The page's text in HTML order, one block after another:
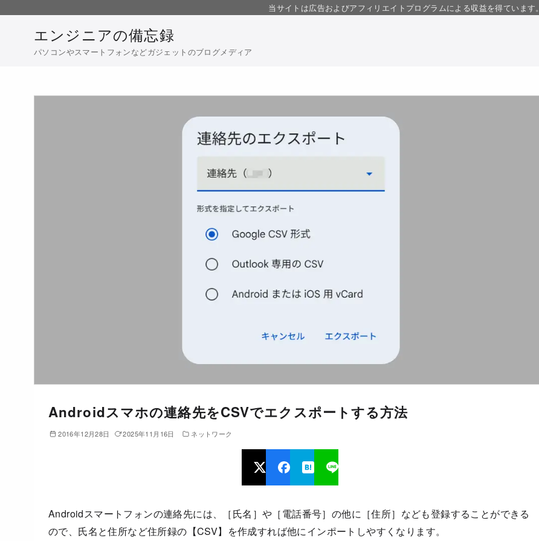
当サイトは広告およびアフィリエイトプログラムによる収益を得ています。
エンジニアの備忘録
パソコンやスマートフォンなどガジェットのブログメディア
Androidスマホの連絡先をCSVでエクスポートする方法
2016年12月28日 2025年11月16日 ネットワーク
Androidスマートフォンの連絡先には、［氏名］や［電話番号］の他に［住所］なども登録することができる
ので、氏名と住所など住所録の【CSV】を作成すれば他にインポートしやすくなります。